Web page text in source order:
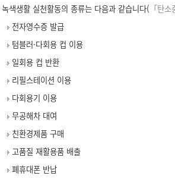
녹색생활 실천활동의 종류는 다음과 같습니다( 「탄
전자영수증 발급
텀블러·다회용 컵 이용
일회용 컵 반환
리필스테이션 이용
다회용기 이용
무공해차 대여
친환경제품 구매
고품질 재활용품 배출
폐휴대폰 반납